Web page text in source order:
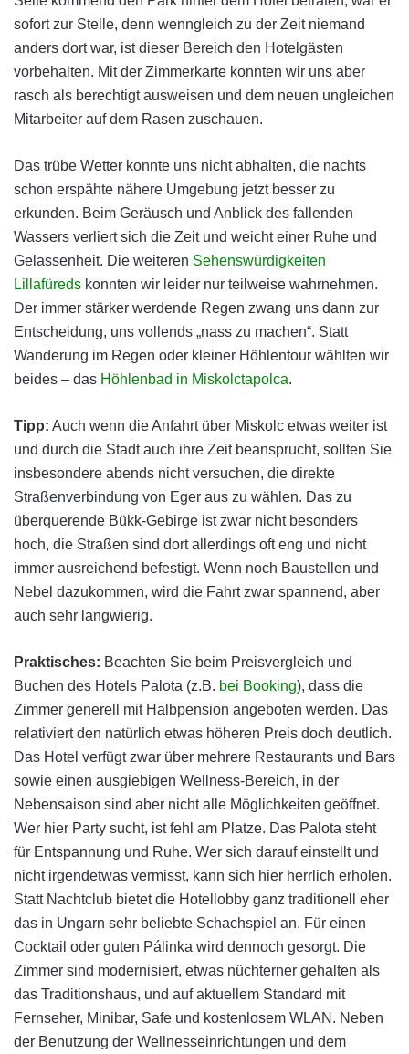
sofort zur Stelle, denn wenngleich zu der Zeit niemand
anders dort war, ist dieser Bereich den Hotelgästen
vorbehalten. Mit der Zimmerkarte konnten wir uns aber
rasch als berechtigt ausweisen und dem neuen ungleichen
Mitarbeiter auf dem Rasen zuschauen.
Das trübe Wetter konnte uns nicht abhalten, die nachts
schon erspähte nähere Umgebung jetzt besser zu
erkunden. Beim Geräusch und Anblick des fallenden
Wassers verliert sich die Zeit und weicht einer Ruhe und
Gelassenheit. Die weiteren Sehenswürdigkeiten
Lillafüreds konnten wir leider nur teilweise wahrnehmen.
Der immer stärker werdende Regen zwang uns dann zur
Entscheidung, uns vollends „nass zu machen“. Statt
Wanderung im Regen oder kleiner Höhlentour wählten wir
beides – das Höhlenbad in Miskolctapolca.
Tipp: Auch wenn die Anfahrt über Miskolc etwas weiter ist
und durch die Stadt auch ihre Zeit beansprucht, sollten Sie
insbesondere abends nicht versuchen, die direkte
Straßenverbindung von Eger aus zu wählen. Das zu
überquerende Bükk-Gebirge ist zwar nicht besonders
hoch, die Straßen sind dort allerdings oft eng und nicht
immer ausreichend befestigt. Wenn noch Baustellen und
Nebel dazukommen, wird die Fahrt zwar spannend, aber
auch sehr langwierig.
Praktisches: Beachten Sie beim Preisvergleich und
Buchen des Hotels Palota (z.B. bei Booking), dass die
Zimmer generell mit Halbpension angeboten werden. Das
relativiert den natürlich etwas höheren Preis doch deutlich.
Das Hotel verfügt zwar über mehrere Restaurants und Bars
sowie einen ausgiebigen Wellness-Bereich, in der
Nebensaison sind aber nicht alle Möglichkeiten geöffnet.
Wer hier Party sucht, ist fehl am Platze. Das Palota steht
für Entspannung und Ruhe. Wer sich darauf einstellt und
nicht irgendetwas vermisst, kann sich hier herrlich erholen.
Statt Nachtclub bietet die Hotellobby ganz traditionell eher
das in Ungarn sehr beliebte Schachspiel an. Für einen
Cocktail oder guten Pálinka wird dennoch gesorgt. Die
Zimmer sind modernisiert, etwas nüchterner gehalten als
das Traditionshaus, und auf aktuellem Standard mit
Fernseher, Minibar, Safe und kostenlosem WLAN. Neben
der Benutzung der Wellnesseinrichtungen und dem